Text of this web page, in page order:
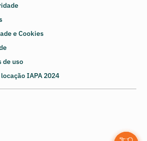
e Cookies
de uso
IAPA 2024
0